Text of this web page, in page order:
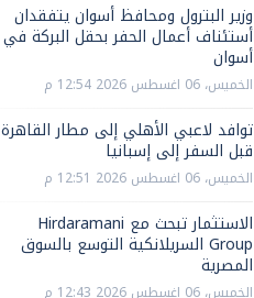
وزير البترول ومحافظ أسوان يتفقدان
أستئناف أعمال الحفر بحقل البركة في
أسوان
الخميس، 06 اغسطس 2026 12:54 م
توافد لاعبي الأهلي إلى مطار القاهرة
قبل السفر إلى إسبانيا
الخميس، 06 اغسطس 2026 12:51 م
الاستثمار تبحث مع Hirdaramani
Group السريلانكية التوسع بالسوق
المصرية
الخميس، 06 اغسطس 2026 12:43 م